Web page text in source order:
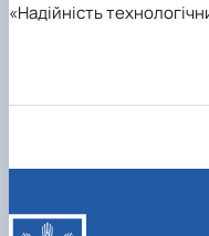
«Надійність